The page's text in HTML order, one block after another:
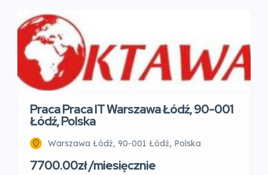
Praca Praca IT Warszawa Łódź, 90-001
Łódź, Polska
Warszawa Łódź, 90-001 Łódź, Polska
7700.00zł /miesięcznie